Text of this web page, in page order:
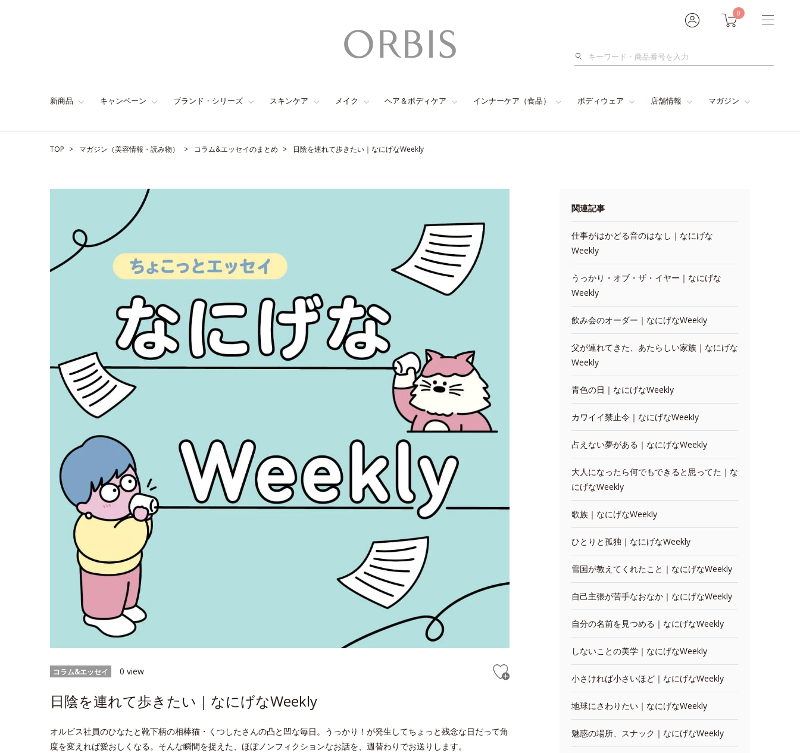
0
検
新商品 キャンペーン ブランド・シリーズ スキンケア メイク ヘア＆ボディケア インナーケア（食品） ボディウェア 店舗情報 マガジン
TOP マガジン（美容情報・読み物） コラム&エッセイのまとめ 日陰を連れて歩きたい｜なにげなWeekly
コラム&エッセイ 0 view
日陰を連れて歩きたい｜なにげなWeekly
オルビス社員のひなたと靴下柄の相棒猫・くつしたさんの凸と凹な毎日。うっかり！が発生してちょっと残念な日だって角
度を変えれば愛おしくなる。そんな瞬間を捉えた、ほぼノンフィクションなお話を、週替わりでお送りします。
関連記事
仕事がはかどる音のはなし｜なにげな
Weekly
うっかり・オブ・ザ・イヤー｜なにげな
Weekly
飲み会のオーダー｜なにげなWeekly
父が連れてきた、あたらしい家族｜なにげな
Weekly
青色の日｜なにげなWeekly
カワイイ禁止令｜なにげなWeekly
占えない夢がある｜なにげなWeekly
大人になったら何でもできると思ってた｜な
にげなWeekly
歌族｜なにげなWeekly
ひとりと孤独｜なにげなWeekly
雪国が教えてくれたこと｜なにげなWeekly
自己主張が苦手なおなか｜なにげなWeekly
自分の名前を見つめる｜なにげなWeekly
しないことの美学｜なにげなWeekly
小さければ小さいほど｜なにげなWeekly
地球にさわりたい｜なにげなWeekly
魅惑の場所、スナック｜なにげなWeekly